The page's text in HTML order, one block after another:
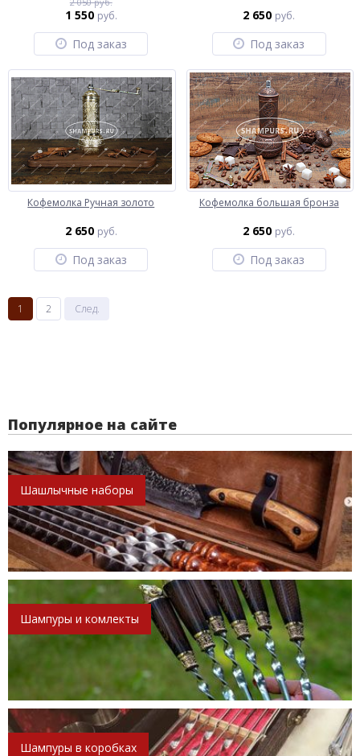
1 550 руб.
Под заказ
2 650 руб.
Под заказ
Кофемолка Ручная золото
2 650 руб.
Под заказ
Кофемолка большая бронза
2 650 руб.
Под заказ
1 2 След.
Популярное на сайте
Шашлычные наборы
Шампуры и комлекты
Шампуры в коробках